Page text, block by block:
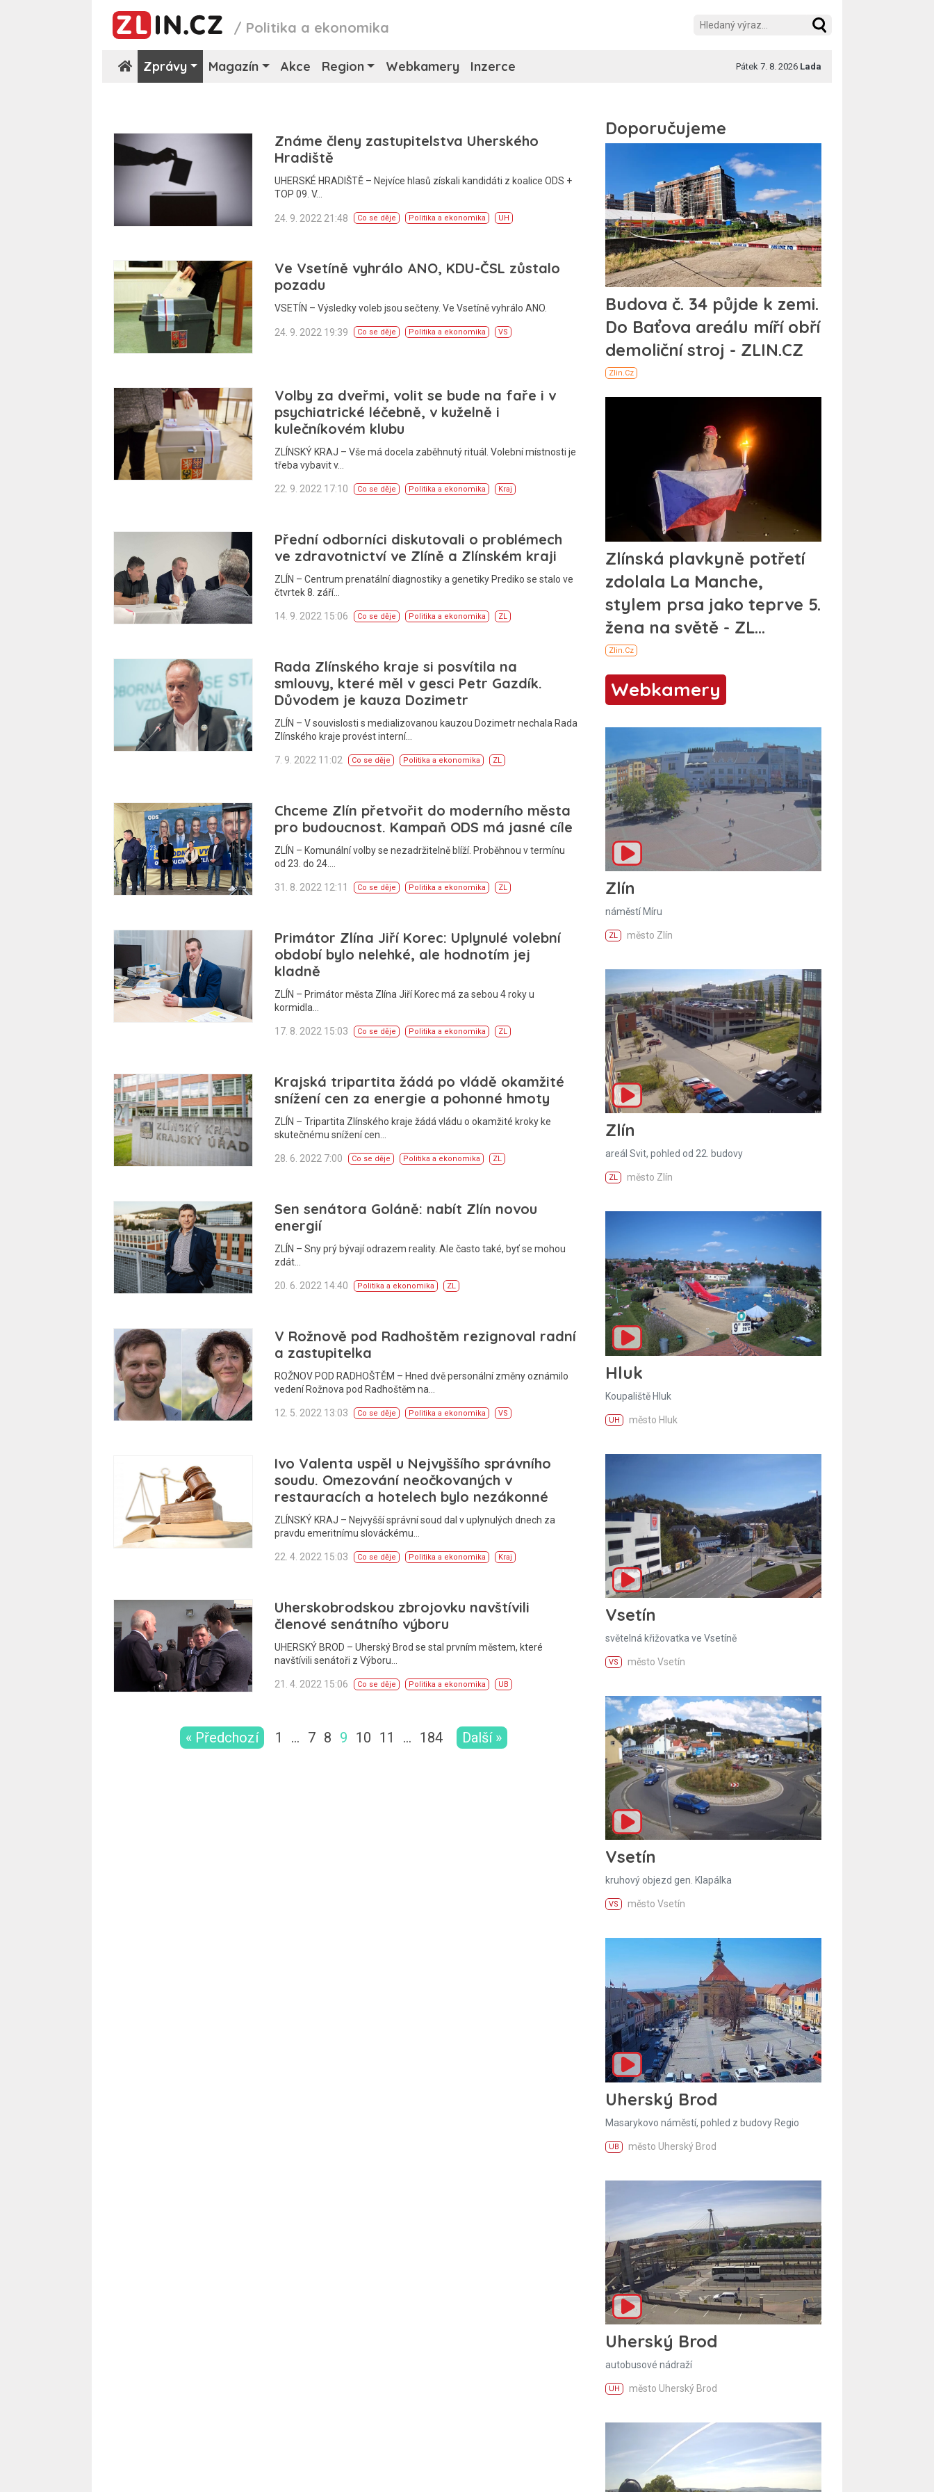
/ Politika a ekonomika
Zprávy Magazín Akce Region Webkamery Inzerce Pátek 7. 8. 2026 Lada
Známe členy zastupitelstva Uherského
Hradiště
UHERSKÉ HRADIŠTĚ – Nejvíce hlasů získali kandidáti z koalice ODS +
TOP 09. V…
24. 9. 2022 21:48 Co se děje Politika a ekonomika UH
Ve Vsetíně vyhrálo ANO, KDU-ČSL zůstalo
pozadu
VSETÍN – Výsledky voleb jsou sečteny. Ve Vsetíně vyhrálo ANO.
24. 9. 2022 19:39 Co se děje Politika a ekonomika VS
Volby za dveřmi, volit se bude na faře i v
psychiatrické léčebně, v kuželně i
kulečníkovém klubu
ZLÍNSKÝ KRAJ – Vše má docela zaběhnutý rituál. Volební místnosti je
třeba vybavit v…
22. 9. 2022 17:10 Co se děje Politika a ekonomika Kraj
Přední odborníci diskutovali o problémech
ve zdravotnictví ve Zlíně a Zlínském kraji
ZLÍN – Centrum prenatální diagnostiky a genetiky Prediko se stalo ve
čtvrtek 8. září…
14. 9. 2022 15:06 Co se děje Politika a ekonomika ZL
Rada Zlínského kraje si posvítila na
smlouvy, které měl v gesci Petr Gazdík.
Důvodem je kauza Dozimetr
ZLÍN – V souvislosti s medializovanou kauzou Dozimetr nechala Rada
Zlínského kraje provést interní…
7. 9. 2022 11:02 Co se děje Politika a ekonomika ZL
Chceme Zlín přetvořit do moderního města
pro budoucnost. Kampaň ODS má jasné cíle
ZLÍN – Komunální volby se nezadržitelně blíží. Proběhnou v termínu
od 23. do 24.…
31. 8. 2022 12:11 Co se děje Politika a ekonomika ZL
Primátor Zlína Jiří Korec: Uplynulé volební
období bylo nelehké, ale hodnotím jej
kladně
ZLÍN – Primátor města Zlína Jiří Korec má za sebou 4 roky u
kormidla…
17. 8. 2022 15:03 Co se děje Politika a ekonomika ZL
Krajská tripartita žádá po vládě okamžité
snížení cen za energie a pohonné hmoty
ZLÍN – Tripartita Zlínského kraje žádá vládu o okamžité kroky ke
skutečnému snížení cen…
28. 6. 2022 7:00 Co se děje Politika a ekonomika ZL
Sen senátora Goláně: nabít Zlín novou
energií
ZLÍN – Sny prý bývají odrazem reality. Ale často také, byť se mohou
zdát…
20. 6. 2022 14:40 Politika a ekonomika ZL
V Rožnově pod Radhoštěm rezignoval radní
a zastupitelka
ROŽNOV POD RADHOŠTĚM – Hned dvě personální změny oznámilo
vedení Rožnova pod Radhoštěm na…
12. 5. 2022 13:03 Co se děje Politika a ekonomika VS
Ivo Valenta uspěl u Nejvyššího správního
soudu. Omezování neočkovaných v
restauracích a hotelech bylo nezákonné
ZLÍNSKÝ KRAJ – Nejvyšší správní soud dal v uplynulých dnech za
pravdu emeritnímu slováckému…
22. 4. 2022 15:03 Co se děje Politika a ekonomika Kraj
Uherskobrodskou zbrojovku navštívili
členové senátního výboru
UHERSKÝ BROD – Uherský Brod se stal prvním městem, které
navštívili senátoři z Výboru…
21. 4. 2022 15:06 Co se děje Politika a ekonomika UB
« Předchozí 1 … 7 8 9 10 11 … 184 Další »
Webkamery
Zlín
náměstí Míru
ZL město Zlín
Zlín
areál Svit, pohled od 22. budovy
ZL město Zlín
Hluk
Koupaliště Hluk
UH město Hluk
Vsetín
světelná křižovatka ve Vsetíně
VS město Vsetín
Vsetín
kruhový objezd gen. Klapálka
VS město Vsetín
Uherský Brod
Masarykovo náměstí, pohled z budovy Regio
UB město Uherský Brod
Uherský Brod
autobusové nádraží
UH město Uherský Brod